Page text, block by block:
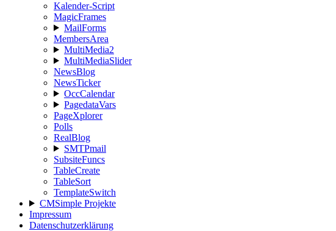
Kalender-Script
MagicFrames
MailForms
MembersArea
MultiMedia2
MultiMediaSlider
NewsBlog
NewsTicker
OccCalendar
PagedataVars
PageXplorer
Polls
RealBlog
SMTPmail
SubsiteFuncs
TableCreate
TableSort
TemplateSwitch
CMSimple Projekte
Impressum
Datenschutzerklärung